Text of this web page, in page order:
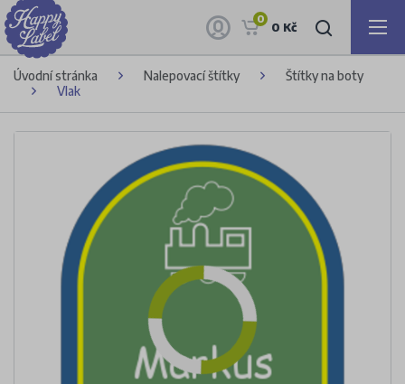
0
0 Kč
Úvodní stránka Nalepovací štítky
Štítky na boty
Vlak